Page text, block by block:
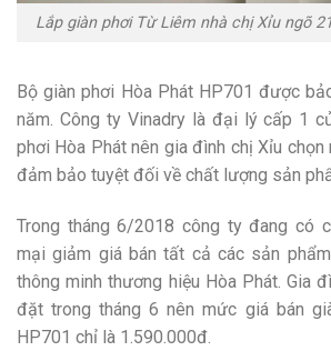
Lắp giàn phơi Từ Liêm nhà chị Xỉu ngõ
Bộ giàn phơi Hòa Phát HP701 được
năm. Công ty Vinadry là đại lý cấp 1
phơi Hòa Phát nên gia đình chị Xỉu
đảm bảo tuyệt đối về chất lượng sản
Trong tháng 6/2018 công ty đang có
mại giảm giá bán tất cả các sản
thông minh thương hiệu Hòa Phát. Gia
đặt trong tháng 6 nên mức giá bán
HP701 chỉ là 1.590.000đ.